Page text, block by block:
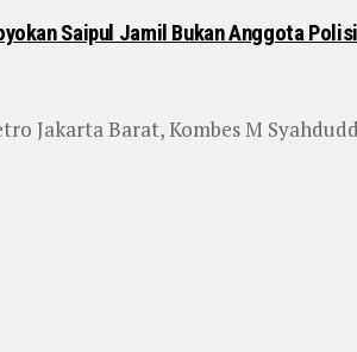
Saipul Jamil Bukan Anggota Polisi
Jakarta Barat, Kombes M